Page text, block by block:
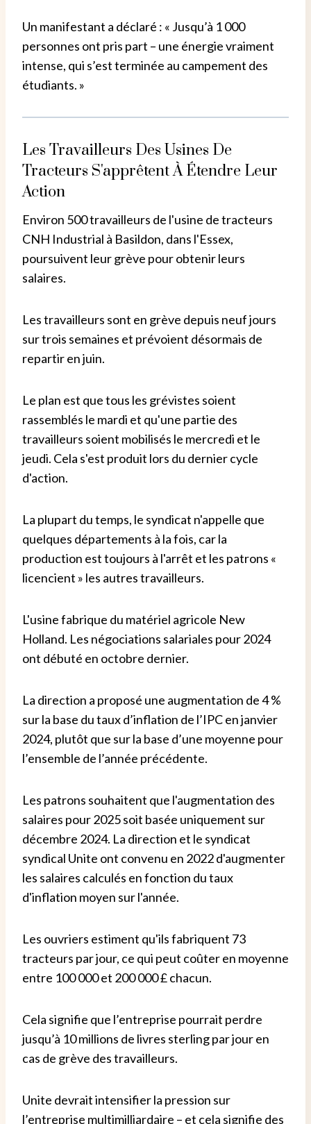
Un manifestant a déclaré : « Jusqu’à 1 000
personnes ont pris part – une énergie vraiment
intense, qui s’est terminée au campement des
étudiants. »
Les Travailleurs Des Usines De
Tracteurs S'apprêtent À Étendre Leur
Action
Environ 500 travailleurs de l'usine de tracteurs
CNH Industrial à Basildon, dans l'Essex,
poursuivent leur grève pour obtenir leurs
salaires.
Les travailleurs sont en grève depuis neuf jours
sur trois semaines et prévoient désormais de
repartir en juin.
Le plan est que tous les grévistes soient
rassemblés le mardi et qu'une partie des
travailleurs soient mobilisés le mercredi et le
jeudi. Cela s'est produit lors du dernier cycle
d'action.
La plupart du temps, le syndicat n'appelle que
quelques départements à la fois, car la
production est toujours à l'arrêt et les patrons «
licencient » les autres travailleurs.
L'usine fabrique du matériel agricole New
Holland. Les négociations salariales pour 2024
ont débuté en octobre dernier.
La direction a proposé une augmentation de 4 %
sur la base du taux d’inflation de l’IPC en janvier
2024, plutôt que sur la base d’une moyenne pour
l’ensemble de l’année précédente.
Les patrons souhaitent que l'augmentation des
salaires pour 2025 soit basée uniquement sur
décembre 2024. La direction et le syndicat
syndical Unite ont convenu en 2022 d'augmenter
les salaires calculés en fonction du taux
d'inflation moyen sur l'année.
Les ouvriers estiment qu'ils fabriquent 73
tracteurs par jour, ce qui peut coûter en moyenne
entre 100 000 et 200 000 £ chacun.
Cela signifie que l’entreprise pourrait perdre
jusqu’à 10 millions de livres sterling par jour en
cas de grève des travailleurs.
Unite devrait intensifier la pression sur
l’entreprise multimilliardaire – et cela signifie des